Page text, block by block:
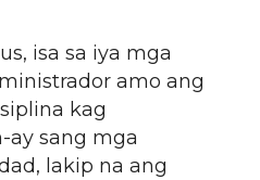
isa sa iya mga
amo ang
kag
ay sang mga
lakip na ang